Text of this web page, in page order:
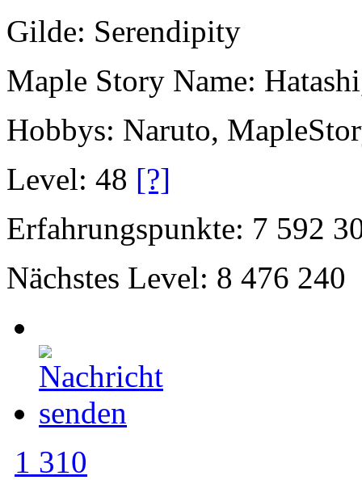
Gilde: Serendipity
Maple Story Name:
Hobbys: Naruto,
Level: 48 [?]
Erfahrungspunkte: 7 592
Nächstes Level: 8 476 240
1 310